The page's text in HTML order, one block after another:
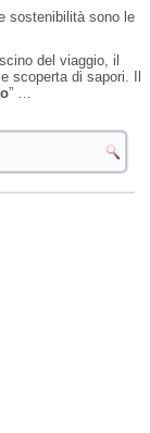
sostenibilità sono le
del viaggio, il
scoperta di sapori. Il
” …